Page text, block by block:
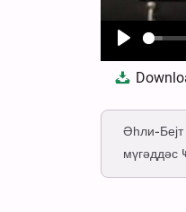
Play
Әһли-
мүгәддәс